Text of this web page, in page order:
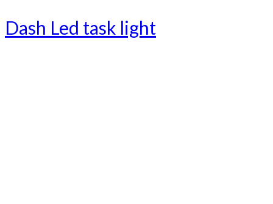
Dash Led task light